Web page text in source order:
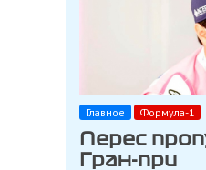
Главное Формула-1
Перес
Гран-при